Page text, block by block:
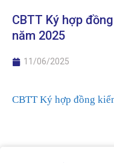
CBTT Ký hợp
năm 2025
11/06/2025
CBTT Ký hợp đồng